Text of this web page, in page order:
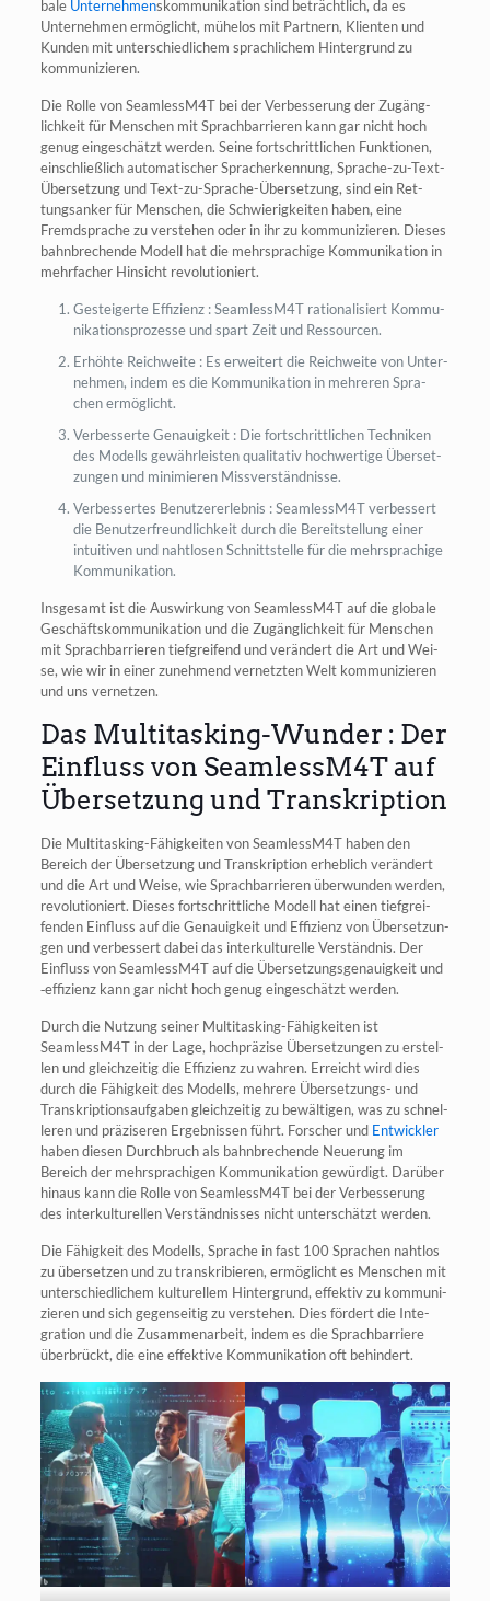
ba­le Unter­neh­menskom­mu­ni­ka­ti­on sind beträcht­lich, da es
Unter­neh­men ermög­licht, mühe­los mit Part­nern, Kli­en­ten und
Kun­den mit unter­schied­li­chem sprach­li­chem Hin­ter­grund zu
kommunizieren.
Die Rol­le von SeamlessM4T bei der Ver­bes­se­rung der Zugäng­
lich­keit für Men­schen mit Sprach­bar­rie­ren kann gar nicht hoch
genug ein­ge­schätzt wer­den. Sei­ne fort­schritt­li­chen Funk­tio­nen,
ein­schließ­lich auto­ma­ti­scher Sprach­er­ken­nung, Spra­che-zu-Text-
Über­set­zung und Text-zu-Spra­che-Über­set­zung, sind ein Ret­
tungs­an­ker für Men­schen, die Schwie­rig­kei­ten haben, eine
Fremd­spra­che zu ver­ste­hen oder in ihr zu kom­mu­ni­zie­ren. Die­ses
bahn­bre­chen­de Modell hat die mehr­spra­chi­ge Kom­mu­ni­ka­ti­on in
mehr­fa­cher Hin­sicht revolutioniert.
Gestei­ger­te Effi­zi­enz : SeamlessM4T ratio­na­li­siert Kom­mu­
ni­ka­ti­ons­pro­zes­se und spart Zeit und Ressourcen.
Erhöh­te Reich­wei­te : Es erwei­tert die Reich­wei­te von Unter­
neh­men, indem es die Kom­mu­ni­ka­ti­on in meh­re­ren Spra­
chen ermöglicht.
Ver­bes­ser­te Genau­ig­keit : Die fort­schritt­li­chen Tech­ni­ken
des Modells gewähr­leis­ten qua­li­ta­tiv hoch­wer­ti­ge Über­set­
zun­gen und mini­mie­ren Missverständnisse.
Ver­bes­ser­tes Benut­zer­er­leb­nis : SeamlessM4T ver­bes­sert
die Benut­zer­freund­lich­keit durch die Bereit­stel­lung einer
intui­ti­ven und naht­lo­sen Schnitt­stel­le für die mehr­spra­chi­ge
Kommunikation.
Ins­ge­samt ist die Aus­wir­kung von SeamlessM4T auf die glo­ba­le
Geschäfts­kom­mu­ni­ka­ti­on und die Zugäng­lich­keit für Men­schen
mit Sprach­bar­rie­ren tief­grei­fend und ver­än­dert die Art und Wei­
se, wie wir in einer zuneh­mend ver­netz­ten Welt kom­mu­ni­zie­ren
und uns vernetzen.
Das Multitasking-Wunder : Der
Einfluss von SeamlessM4T auf
Übersetzung und Transkription
Die Mul­ti­tas­king-Fähig­kei­ten von SeamlessM4T haben den
Bereich der Über­set­zung und Tran­skrip­ti­on erheb­lich ver­än­dert
und die Art und Wei­se, wie Sprach­bar­rie­ren über­wun­den wer­den,
revo­lu­tio­niert. Die­ses fort­schritt­li­che Modell hat einen tief­grei­
fen­den Ein­fluss auf die Genau­ig­keit und Effi­zi­enz von Über­set­zun­
gen und ver­bes­sert dabei das inter­kul­tu­rel­le Ver­ständ­nis. Der
Ein­fluss von SeamlessM4T auf die Über­set­zungs­ge­nau­ig­keit und
‑effi­zi­enz kann gar nicht hoch genug ein­ge­schätzt werden.
Durch die Nut­zung sei­ner Mul­ti­tas­king-Fähig­kei­ten ist
SeamlessM4T in der Lage, hoch­prä­zi­se Über­set­zun­gen zu erstel­
len und gleich­zei­tig die Effi­zi­enz zu wah­ren. Erreicht wird dies
durch die Fähig­keit des Modells, meh­re­re Über­set­zungs- und
Tran­skrip­ti­ons­auf­ga­ben gleich­zei­tig zu bewäl­ti­gen, was zu schnel­
le­ren und prä­zi­se­ren Ergeb­nis­sen führt. For­scher und Ent­wick­ler
haben die­sen Durch­bruch als bahn­bre­chen­de Neue­rung im
Bereich der mehr­spra­chi­gen Kom­mu­ni­ka­ti­on gewür­digt. Dar­über
hin­aus kann die Rol­le von SeamlessM4T bei der Ver­bes­se­rung
des inter­kul­tu­rel­len Ver­ständ­nis­ses nicht unter­schätzt werden.
Die Fähig­keit des Modells, Spra­che in fast 100 Spra­chen naht­los
zu über­set­zen und zu tran­skri­bie­ren, ermög­licht es Men­schen mit
unter­schied­li­chem kul­tu­rel­lem Hin­ter­grund, effek­tiv zu kom­mu­ni­
zie­ren und sich gegen­sei­tig zu ver­ste­hen. Dies för­dert die Inte­
gra­ti­on und die Zusam­men­ar­beit, indem es die Sprach­bar­rie­re
über­brückt, die eine effek­ti­ve Kom­mu­ni­ka­ti­on oft behindert.